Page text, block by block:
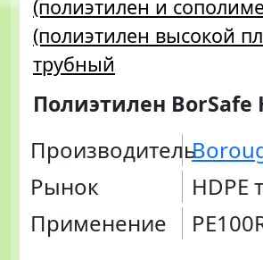
(полиэтилен и
(полиэтилен высокой
трубный
Полиэтилен BorSafe
Производитель
Рынок
HDPE
Применение